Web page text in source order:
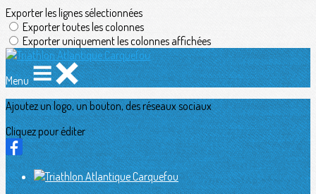
Exporter les lignes sélectionnées
Exporter toutes les colonnes
Exporter uniquement les colonnes affichées
Menu
Ajoutez un logo, un bouton, des réseaux sociaux
Cliquez pour éditer